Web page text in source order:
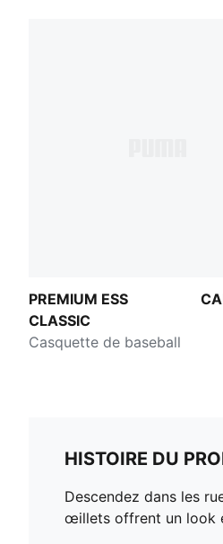
PREMIUM ESS
CLASSIC
Casquette de baseball
HISTOIRE DU
Descendez dans les
œillets offrent un look